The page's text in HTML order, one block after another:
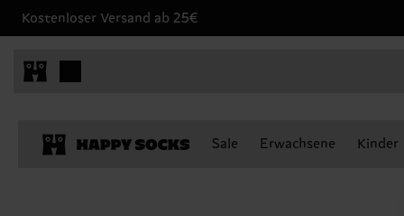
Kostenloser Versand ab 25€
Sale Erwachsene Kinder